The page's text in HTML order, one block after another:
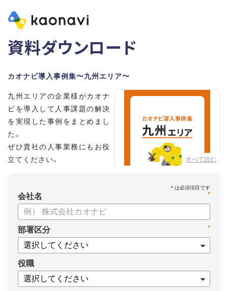
資料ダウンロード
カオナビ導入事例集〜九州エリア〜
すべて読む
九州エリアの企業様がカオナ
ビを導入して人事課題の解決
を実現した事例をまとめまし
た。
ぜひ貴社の人事業務にもお役
立てください。
*
会社名
*
部署区分
役職